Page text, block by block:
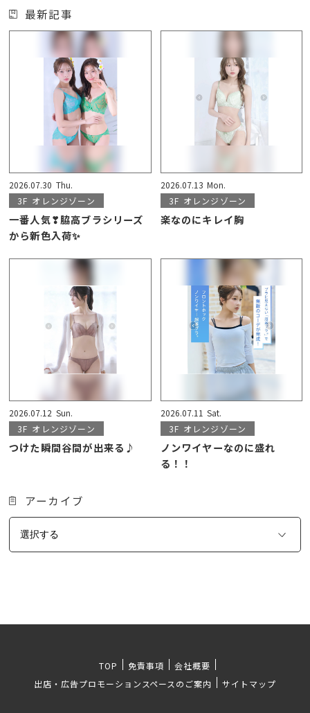
最新記事
2026.07.30 Thu.
3F オレンジゾーン
一番人気❣脇高ブラシリーズ
から新色入荷✨
2026.07.13 Mon.
3F オレンジゾーン
楽なのにキレイ胸
2026.07.12 Sun.
3F オレンジゾーン
つけた瞬間谷間が出来る♪
2026.07.11 Sat.
3F オレンジゾーン
ノンワイヤーなのに盛れ
る！！
アーカイブ
TOP 免責事項
会社概要
出店・広告プロモーションスペースのご案内
サイトマップ